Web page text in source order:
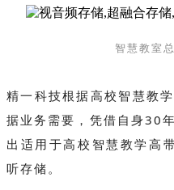
智慧教室
精一科技根据高校智慧教
据业务需要，凭借自身30
出适用于高校智慧教学高
听存储。